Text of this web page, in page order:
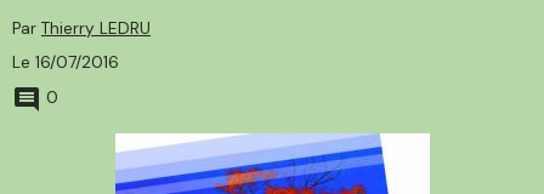
Par Thierry LEDRU
Le 16/07/2016
0